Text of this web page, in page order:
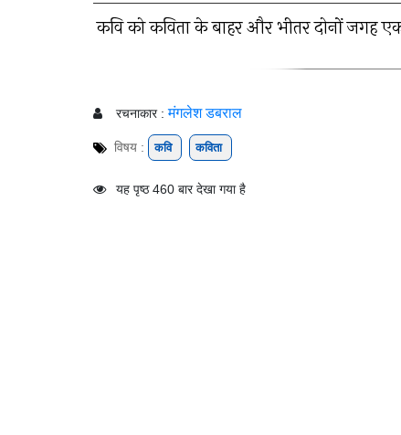
कवि को कविता के बाहर और भीतर दोनों जगह
रचनाकार : मंगलेश डबराल
विषय : कवि कविता
यह पृष्ठ 460 बार देखा गया है
खोजें